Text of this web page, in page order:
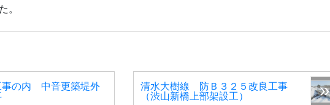
。
事の内 中音更築堤外
清水大樹線 防Ｂ３２５改良工事
（渋山新橋上部架設工）